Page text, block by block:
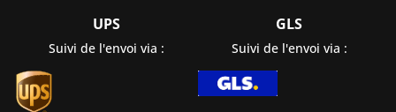
UPS
Suivi de l'envoi via :
GLS
Suivi de l'envoi via :